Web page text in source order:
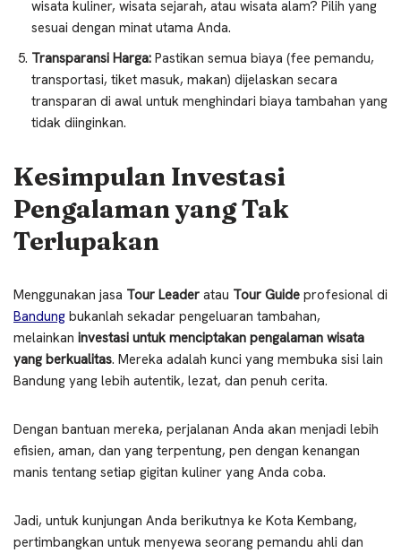
wisata kuliner, wisata sejarah, atau wisata alam? Pilih yang
sesuai dengan minat utama Anda.
Transparansi Harga: Pastikan semua biaya (fee pemandu,
transportasi, tiket masuk, makan) dijelaskan secara
transparan di awal untuk menghindari biaya tambahan yang
tidak diinginkan.
Kesimpulan Investasi
Pengalaman yang Tak
Terlupakan
Menggunakan jasa Tour Leader atau Tour Guide profesional di
Bandung bukanlah sekadar pengeluaran tambahan,
melainkan investasi untuk menciptakan pengalaman wisata
yang berkualitas. Mereka adalah kunci yang membuka sisi lain
Bandung yang lebih autentik, lezat, dan penuh cerita.
Dengan bantuan mereka, perjalanan Anda akan menjadi lebih
efisien, aman, dan yang terpentung, pen dengan kenangan
manis tentang setiap gigitan kuliner yang Anda coba.
Jadi, untuk kunjungan Anda berikutnya ke Kota Kembang,
pertimbangkan untuk menyewa seorang pemandu ahli dan